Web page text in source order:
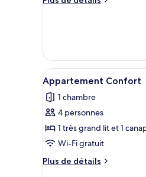
de
type
de
chambre
Loft
Luxe
Afficher
toutes
les
photos
pour
ce
type
de
17
Appartement Confort
1 chambre
4 personnes
1 très grand lit et 1
Wi-Fi gratuit
Plus de détails
Plus